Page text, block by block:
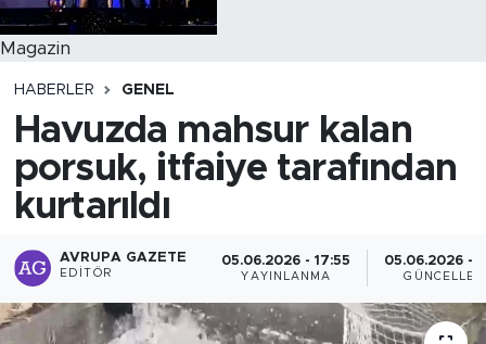
Magazin
HABERLER GENEL
Havuzda mahsur kalan
porsuk, itfaiye tarafından
kurtarıldı
AVRUPA GAZETE
EDITÖR
05.06.2026 - 17:55
YAYINLANMA
05.06.2026 -